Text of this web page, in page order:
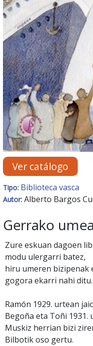
Ver catálogo
Tipo: Biblioteca vasca
Autor: Alberto Bargos
Gerrako
Zure eskuan dagoen
modu ulergarri batez,
hiru umeren bizipenak
gogora ekarri nahi ditu.
Ramón 1929. urtean
Begoña eta Toñi 1931.
Muskiz herrian bizi
Bilbotik oso gertu.